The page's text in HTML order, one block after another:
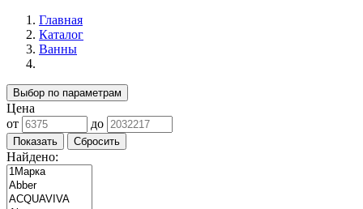
Главная
Каталог
Ванны
Выбор по параметрам
Цена
от
до
Найдено: